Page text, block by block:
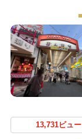
13,731ビュー